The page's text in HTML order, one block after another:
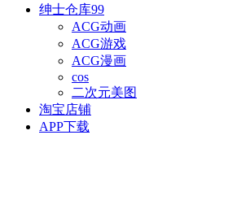
绅士仓库99
ACG动画
ACG游戏
ACG漫画
cos
二次元美图
淘宝店铺
APP下载